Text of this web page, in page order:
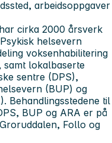
arbeidsoppgaver
har cirka 2000 årsverk
helsevern
voksenhabilitering
samt lokalbaserte
sentre (DPS),
(BUP) og
Behandlingsstedene til
BUP og ARA er på
Follo og